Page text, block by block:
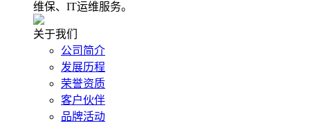
维保、IT运维服务。
关于我们
公司简介
发展历程
荣誉资质
客户伙伴
品牌活动